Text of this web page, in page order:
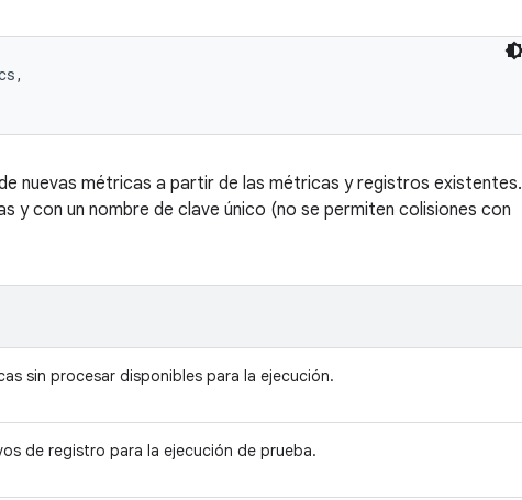
nuevas métricas a partir de las métricas y registros existentes.
y con un nombre de clave único (no se permiten colisiones con
sin procesar disponibles para la ejecución.
de registro para la ejecución de prueba.